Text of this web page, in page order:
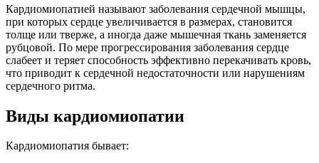
Кардиомиопатией называют заболевания сердечной мышцы,
при которых сердце увеличивается в размерах, становится
толще или тверже, а иногда даже мышечная ткань заменяется
рубцовой. По мере прогрессирования заболевания сердце
слабеет и теряет способность эффективно перекачивать кровь,
что приводит к сердечной недостаточности или нарушениям
сердечного ритма.
Виды кардиомиопатии
Кардиомиопатия бывает: